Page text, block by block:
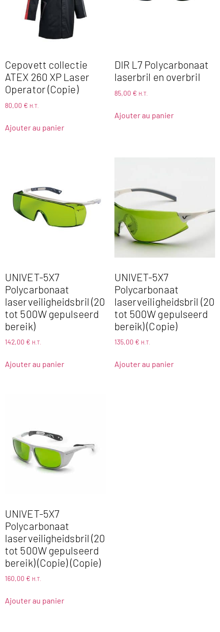
Cepovett collectie
ATEX 260 XP Laser
Operator (Copie)
80,00 € H.T.
Ajouter au panier
DIR L7 Polycarbonaat
laserbril en overbril
85,00 € H.T.
Ajouter au panier
UNIVET-5X7
Polycarbonaat
laserveiligheidsbril (20
tot 500W gepulseerd
bereik)
142,00 € H.T.
Ajouter au panier
UNIVET-5X7
Polycarbonaat
laserveiligheidsbril (20
tot 500W gepulseerd
bereik) (Copie)
135,00 € H.T.
Ajouter au panier
UNIVET-5X7
Polycarbonaat
laserveiligheidsbril (20
tot 500W gepulseerd
bereik) (Copie) (Copie)
160,00 € H.T.
Ajouter au panier